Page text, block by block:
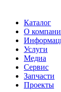
Каталог
О
Услуги
Медиа
Сервис
Запчасти
Проекты